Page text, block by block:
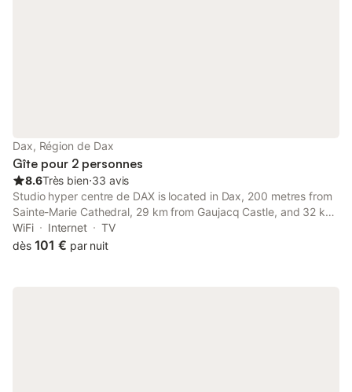
Dax, Région de Dax
Gîte pour 2 personnes
8.6Très bien⋅33 avis
Studio hyper centre de DAX is located in Dax, 200 metres from
Sainte-Marie Cathedral, 29 km from Gaujacq Castle, and 32 km
from Natural Reserve of the Courant d'Huchet.
WiFi Internet
TV
dès 101 € par nuit